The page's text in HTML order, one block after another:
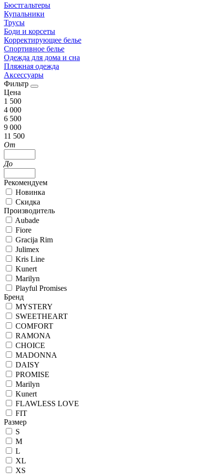
Бюстгальтеры
Купальники
Трусы
Боди и корсеты
Корректирующее белье
Спортивное белье
Одежда для дома и сна
Пляжная одежда
Аксессуары
Фильтр
Цена
1 500
4 000
6 500
9 000
11 500
От
До
Рекомендуем
Новинка
Скидка
Производитель
Aubade
Fiore
Gracija Rim
Julimex
Kris Line
Kunert
Marilyn
Playful Promises
Бренд
MYSTERY
SWEETHEART
COMFORT
RAMONA
CHOICE
MADONNA
DAISY
PROMISE
Marilyn
Kunert
FLAWLESS LOVE
FIT
Размер
S
M
L
XL
XS